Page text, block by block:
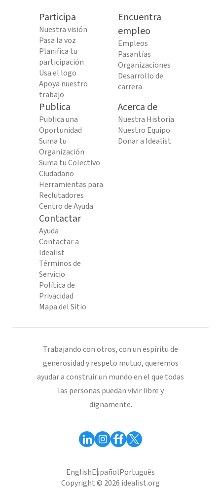
Participa
Nuestra visión
Pasa la voz
Planifica tu
participación
Usa el logo
Apoya nuestro
trabajo
Encuentra
empleo
Empleos
Pasantías
Organizaciones
Desarrollo de
carrera
Publica
Publica una
Oportunidad
Suma tu
Organización
Suma tu Colectivo
Ciudadano
Herramientas para
Reclutadores
Centro de Ayuda
Acerca de
Nuestra Historia
Nuestro Equipo
Donar a Idealist
Contactar
Ayuda
Contactar a
Idealist
Términos de
Servicio
Política de
Privacidad
Mapa del Sitio
Trabajando con otros, con un espíritu de
generosidad y respeto mutuo, queremos
ayudar a construir un mundo en el que todas
las personas puedan vivir libre y
dignamente.
EnglishEspañolPortuguês
Copyright © 2026 idealist.org